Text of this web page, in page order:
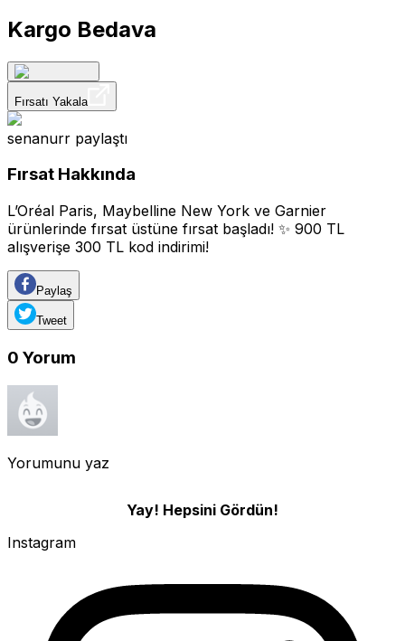
Kargo Bedava
Fırsatı Yakala
senanurr paylaştı
Fırsat Hakkında
L’Oréal Paris, Maybelline New York ve Garnier
ürünlerinde fırsat üstüne fırsat başladı! ✨ 900 TL
alışverişe 300 TL kod indirimi!
Paylaş
Tweet
0 Yorum
Yorumunu yaz
Yay! Hepsini Gördün!
Instagram